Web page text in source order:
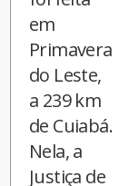
em
Primavera
do Leste,
a 239 km
de Cuiabá.
Nela, a
Justiça de